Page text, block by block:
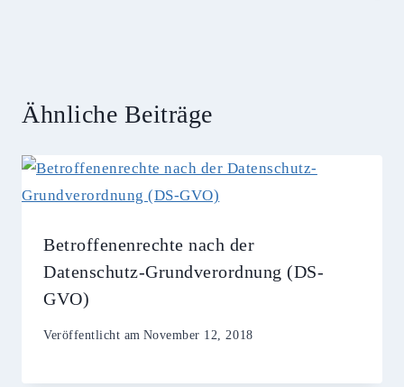
Ähnliche Beiträge
Betroffenenrechte nach der
Datenschutz-Grundverordnung (DS-
GVO)
Veröffentlicht am November 12, 2018